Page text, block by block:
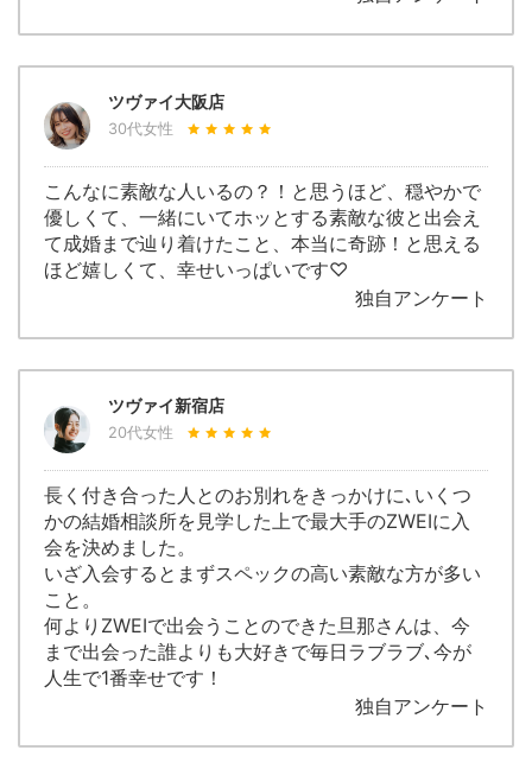
ツヴァイ大阪店
30代女性
こんなに素敵な人いるの？！と思うほど、穏やかで
優しくて、一緒にいてホッとする素敵な彼と出会え
て成婚まで辿り着けたこと、本当に奇跡！と思える
ほど嬉しくて、幸せいっぱいです♡
独自アンケート
ツヴァイ新宿店
20代女性
長く付き合った人とのお別れをきっかけに､いくつ
かの結婚相談所を見学した上で最大手のZWEIに入
会を決めました。
いざ入会するとまずスペックの高い素敵な方が多い
こと。
何よりZWEIで出会うことのできた旦那さんは、今
まで出会った誰よりも大好きで毎日ラブラブ､今が
人生で1番幸せです！
独自アンケート